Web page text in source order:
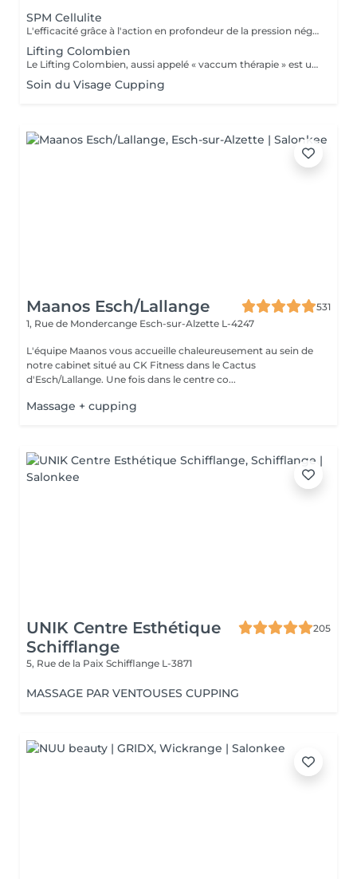
SPM Cellulite
L'efficacité grâce à l'action en profondeur de la pression négative. Technique originale du "palper - rouler" Drainage, régénération et raffermissement des tissus du visage, du buste et du corps. Pour tous types de peaux. Traitements spécifiques contre les vergetures, la cellulite et bien d'autres. Maîtriser peau d'orange, culotte de cheval et tissus conjonctif faible grâce au SPM Digital ! Le SPM le multi -talent dont on ne peut plus se passer. Raffermir et regalber la poitrine sans appel à la chirurgie, l'un des nombreux traitements spécifiques.
Lifting Colombien
Le Lifting Colombien, aussi appelé « vaccum thérapie » est une technique non chirurgicale, pratiquée à l'aide de ventouses qui exercent une aspiration pour casser les dépôts de cellulite et de graisse, éliminer les toxines, améliorer le drainage et restaurer l'élasticité de la peau.
Soin du Visage Cupping
Maanos Esch/Lallange
531
1, Rue de Mondercange Esch-sur-Alzette L-4247
L'équipe Maanos vous accueille chaleureusement au sein de
notre cabinet situé au CK Fitness dans le Cactus
d'Esch/Lallange. Une fois dans le centre co...
Massage + cupping
UNIK Centre Esthétique
Schifflange
205
5, Rue de la Paix Schifflange L-3871
MASSAGE PAR VENTOUSES CUPPING